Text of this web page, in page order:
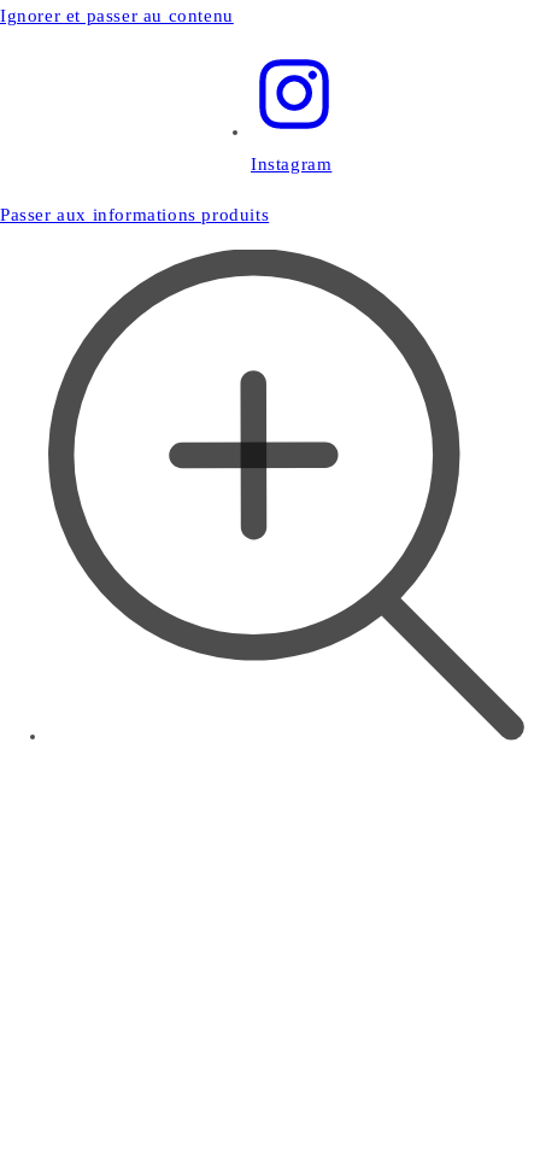
Ignorer et passer au contenu
Instagram
Passer aux informations produits